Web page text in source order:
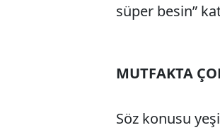
süper besin”
MUTFAKTA
Söz konusu